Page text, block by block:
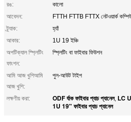
রঙ:
কালো
আবেদন:
FTTH FTTB FTTX নেটওয়ার্ক
ট্র্যাক:
হ্যাঁ
আকার:
1U 19 ইঞ্চি
অপটিক্যাল স্প্লিটিং
ফাংশন:
স্প্লিটিং বা ফাইবার ফিউশন
আমি আজ খুশিআমি
আজ খুশি:
পুল-আউট টাইপ
লক্ষণীয় করা: ODF র্যাক ফাইবার প্যাচ প্যানেল, LC
1U 19" ফাইবার প্যাচ প্যানেল